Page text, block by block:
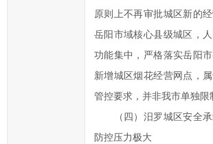
原则上不再审批城区新的
岳阳市域核心县级城区，
功能集中，严格落实岳阳
新增城区烟花经营网点，
管控要求，并非我市单独限
（四）汨罗城区安全承
防控压力极大